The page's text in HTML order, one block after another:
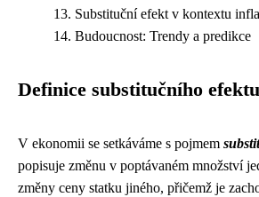
Substituční efekt v kontextu
Budoucnost: Trendy a predikce
Definice substitučního efektu
V ekonomii se setkáváme s pojmem
popisuje změnu v poptávaném množství
změny ceny statku jiného, přičemž je